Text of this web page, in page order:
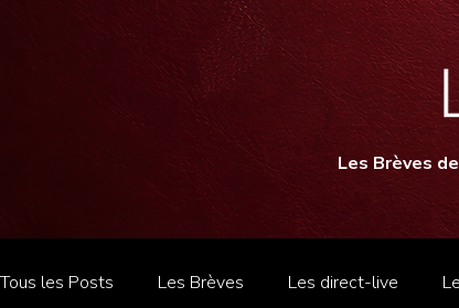
Les Brèves
Tous les Posts Les Brèves Les direct-live